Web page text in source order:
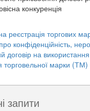
конкуренція
реєстрація торгових
конфіденційність,
договір на
торговельної марки (ТМ)
запити